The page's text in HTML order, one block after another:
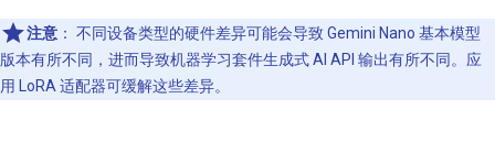
注意 ： 不同设备类型的硬件差异可能会导致 Gemini Nano 基本模型
版本有所不同，进而导致机器学习套件生成式 AI API 输出有所不同。应
用 LoRA 适配器可缓解这些差异。